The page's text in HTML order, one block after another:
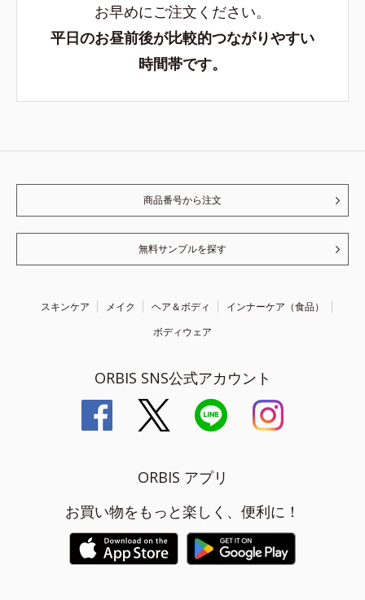
お早めにご注文ください。
平日のお昼前後が比較的つながりやすい
時間帯です。
商品番号から注文
無料サンプルを探す
スキンケア メイク ヘア＆ボディ
インナーケア（食品）
ボディウェア
ORBIS SNS公式アカウント
ORBIS アプリ
お買い物をもっと楽しく、便利に！